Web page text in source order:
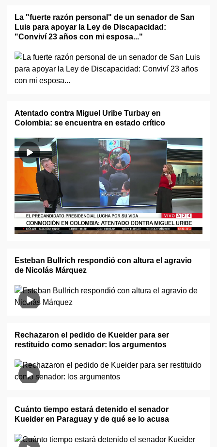
La "fuerte razón personal" de un senador de San
Luis para apoyar la Ley de Discapacidad:
"Conviví 23 años con mi esposa..."
Atentado contra Miguel Uribe Turbay en
Colombia: se encuentra en estado crítico
Esteban Bullrich respondió con altura el agravio
de Nicolás Márquez
Rechazaron el pedido de Kueider para ser
restituido como senador: los argumentos
Cuánto tiempo estará detenido el senador
Kueider en Paraguay y de qué se lo acusa